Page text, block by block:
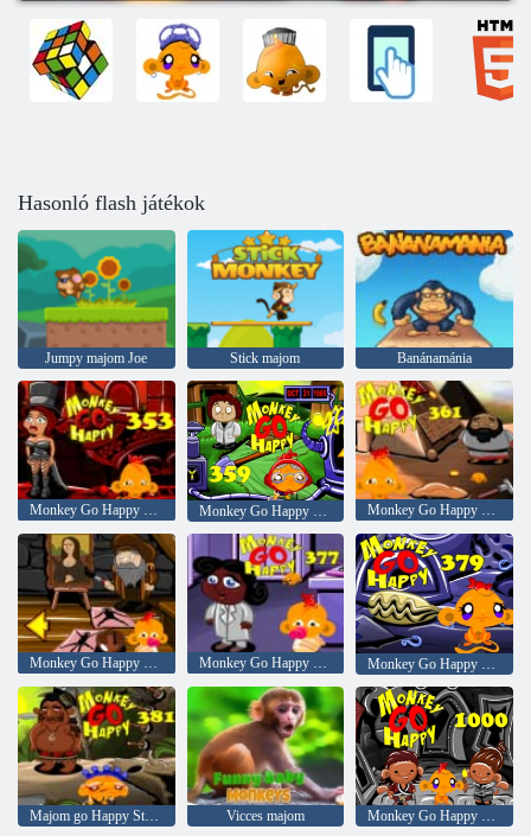
Hasonló flash játékok
Jumpy majom Joe Stick majom Banánamánia
Monkey Go Happy Stage 353 Monkey Go Happy Stage 359 Monkey Go Happy Stage 361
Monkey Go Happy Stage 379
Vicces majom